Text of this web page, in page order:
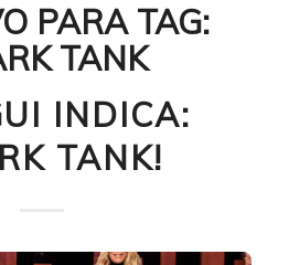
PARA TAG:
TANK
INDICA:
TANK!